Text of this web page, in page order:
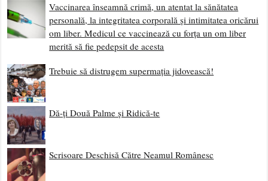
Vaccinarea înseamnă crimă, un atentat la sănătatea
personală, la integritatea corporală și intimitatea oricărui
om liber. Medicul ce vaccinează cu forța un om liber
merită să fie pedepsit de acesta
Trebuie să distrugem supermația jidovească!
Dă-ți Două Palme și Ridică-te
Scrisoare Deschisă Către Neamul Românesc